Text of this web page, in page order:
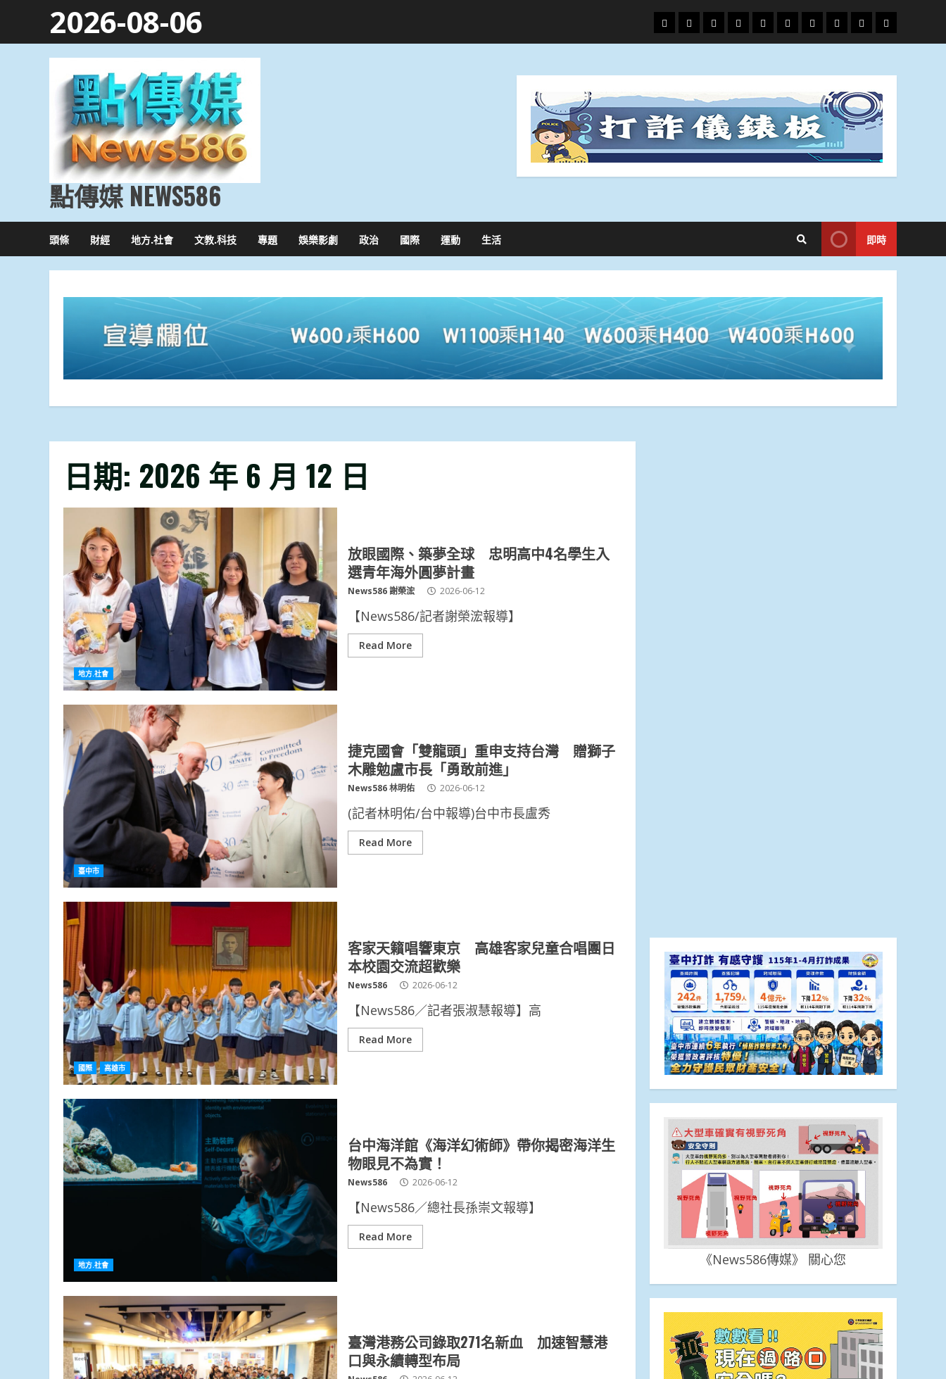
2026-08-06
頭
條
財
經
地
方.
文
教.
專
題
娛
樂
政
治
國
際
運
動
生
活
點傳媒 NEWS586
頭條 財經 地方.社會 文教.科技 專題 娛樂影劇 政治 國際 運動 生活 即時
日期: 2026 年 6 月 12 日
地方.社會
放眼國際、築夢全球 忠明高中4名學生入
選青年海外圓夢計畫
News586 謝榮浤 2026-06-12
【News586/記者謝榮浤報導】
Read More
臺中市
捷克國會「雙龍頭」重申支持台灣 贈獅子
木雕勉盧市長「勇敢前進」
News586 林明佑 2026-06-12
(記者林明佑/台中報導)台中市長盧秀
Read More
國際 高雄市
客家天籟唱響東京 高雄客家兒童合唱團日
本校園交流超歡樂
News586 2026-06-12
【News586／記者張淑慧報導】高
Read More
地方.社會
台中海洋館《海洋幻術師》帶你揭密海洋生
物眼見不為實！
News586 2026-06-12
【News586／總社長孫崇文報導】
Read More
臺灣港務公司錄取271名新血 加速智慧港
口與永續轉型布局
《News586傳媒》 關心您